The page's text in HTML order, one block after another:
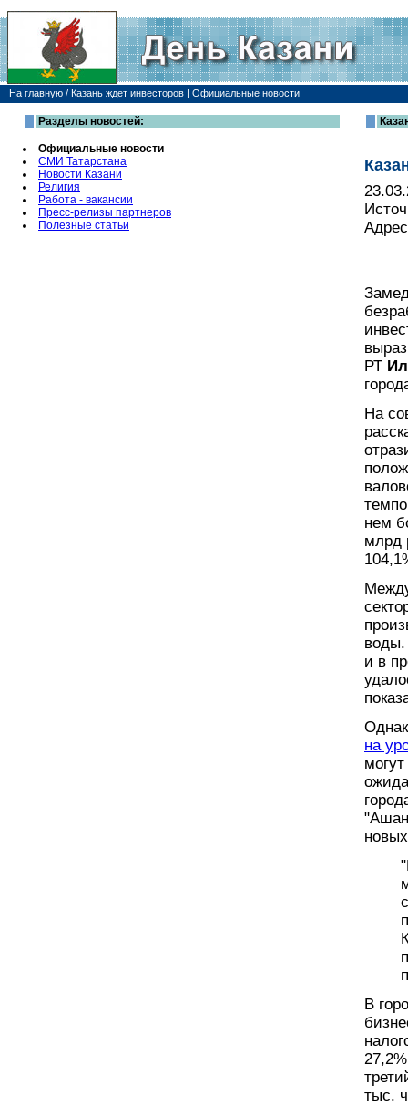
На главную / Казань ждет инвесторов | Официальные новости
Разделы новостей:
Официальные новости
СМИ Татарстана
Новости Казани
Религия
Работа - вакансии
Пресс-релизы партнеров
Полезные статьи
РТ
На
нем
млрд
воды.
и в
на
В
тыс.